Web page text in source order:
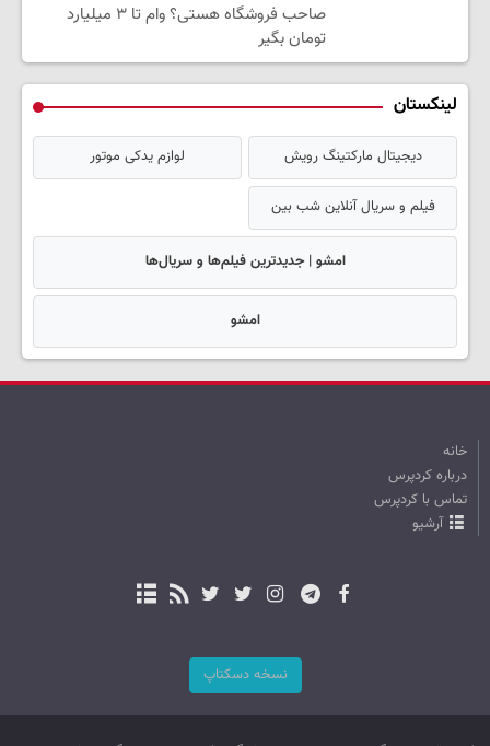
صاحب فروشگاه هستی؟ وام تا ۳ میلیارد
تومان بگیر
لینکستان
دیجیتال مارکتینگ رویش لوازم یدکی موتور
فیلم و سریال آنلاین شب بین
امشو | جدیدترین فیلم‌ها و سریال‌ها
امشو
خانه
درباره کردپرس
تماس با کردپرس
آرشیو
نسخه دسکتاپ